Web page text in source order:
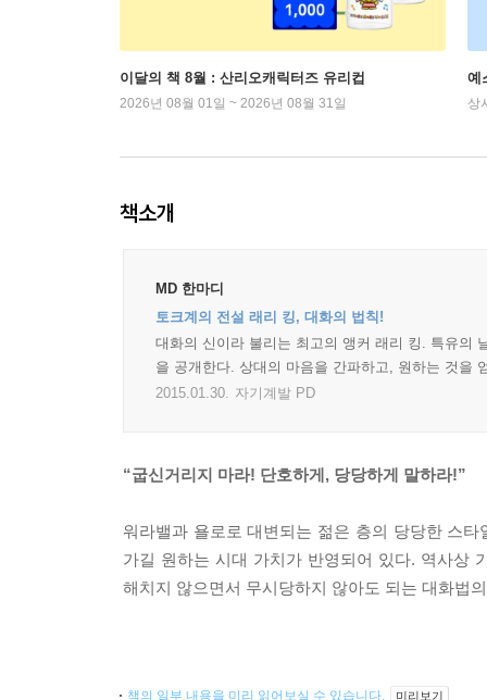
이달의 책 8월 : 산리오캐릭터즈 유리컵
2026년 08월 01일 ~ 2026년 08월 31일
예
상
책소개
MD 한마디
토크계의 전설 래리 킹, 대화의 법칙!
대화의 신이라 불리는 최고의 앵커 래리 킹. 특유의
을 공개한다. 상대의 마음을 간파하고, 원하는 것을
2015.01.30. 자기계발 PD
“굽신거리지 마라! 단호하게, 당당하게 말하라!”
워라밸과 욜로로 대변되는 젊은 층의 당당한 스
가길 원하는 시대 가치가 반영되어 있다. 역사상
해치지 않으면서 무시당하지 않아도 되는 대화법
책의 일부 내용을 미리 읽어보실 수 있습니다. 미리보기